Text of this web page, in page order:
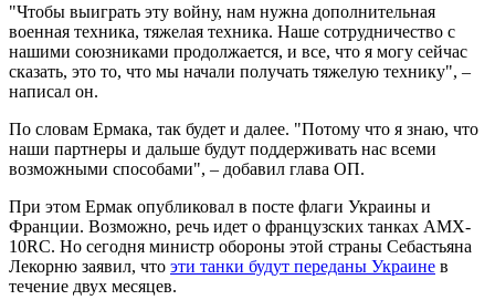
"Чтобы выиграть эту войну, нам нужна дополнительная
военная техника, тяжелая техника. Наше сотрудничество с
нашими союзниками продолжается, и все, что я могу сейчас
сказать, это то, что мы начали получать тяжелую технику", –
написал он.
По словам Ермака, так будет и далее. "Потому что я знаю, что
наши партнеры и дальше будут поддерживать нас всеми
возможными способами", – добавил глава ОП.
При этом Ермак опубликовал в посте флаги Украины и
Франции. Возможно, речь идет о французских танках AMX-
10RC. Но сегодня министр обороны этой страны Себастьяна
Лекорню заявил, что эти танки будут переданы Украине в
течение двух месяцев.